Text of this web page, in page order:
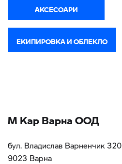
АКСЕСОАРИ
ЕКИПИРОВКА И ОБЛЕКЛО
М Кар Варна ООД
бул. Владислав Варненчик 320
9023 Варна